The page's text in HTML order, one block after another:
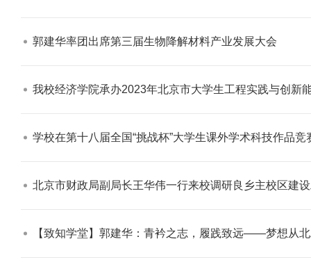
郭建华率团出席第三届生物降解材料产业发展大会​
我校经济学院承办2023年北京市大学生工程实践与创新能力大赛暨2023年中国大学生
学校在第十八届全国“挑战杯”大学生课外学术科技作品
北京市财政局副局长王华伟一行来校调研良乡主校区建
【致知学堂】郭建华：青衿之志，履践致远——梦想从